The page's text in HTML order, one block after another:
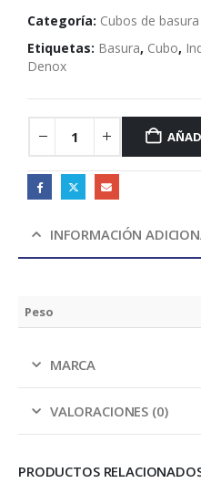
Categoría: Cubos de
Etiquetas: Basura, Cubo,
Denox
INFORMACIÓN
Peso
MARCA
VALORACIONES (0)
PRODUCTOS